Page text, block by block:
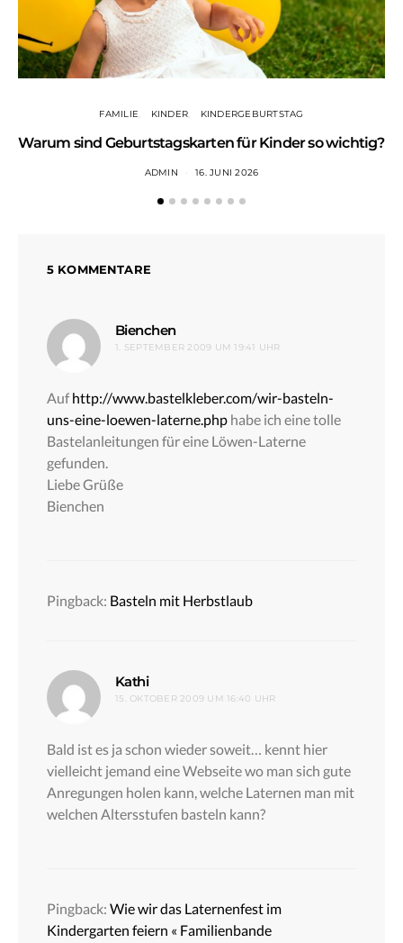
FAMILIE KINDER KINDERGEBURTSTAG
Warum sind Geburtstagskarten für Kinder so wichtig?
ADMIN 16. JUNI 2026
5 KOMMENTARE
Bienchensagt:
1. SEPTEMBER 2009 UM 19:41 UHR
Aufhttp://www.bastelkleber.com/wir-basteln-
uns-eine-loewen-laterne.php habe ich eine tolle
Bastelanleitungen für eine Löwen-Laterne
gefunden.
Liebe Grüße
Bienchen
Pingback: Basteln mit Herbstlaub
Kathisagt:
15. OKTOBER 2009 UM 16:40 UHR
Bald ist es ja schon wieder soweit… kennt hier
vielleicht jemand eine Webseite wo man sich gute
Anregungen holen kann, welche Laternen man mit
welchen Altersstufen basteln kann?
Pingback: Wie wir das Laternenfest im
Kindergarten feiern « Familienbande